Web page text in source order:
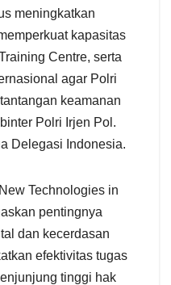
meningkatkan
kapasitas
Centre, serta
agar Polri
keamanan
Polri Irjen Pol.
Delegasi Indonesia.
Technologies in
pentingnya
dan kecerdasan
efektivitas tugas
tinggi hak